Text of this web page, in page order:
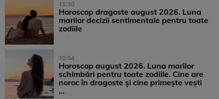
15:30
Horoscop dragoste august 2026. Luna
marilor decizii sentimentale pentru toate
zodiile
10:54
Horoscop august 2026. Luna marilor
schimbări pentru toate zodiile. Cine are
noroc în dragoste și cine primește vești
...